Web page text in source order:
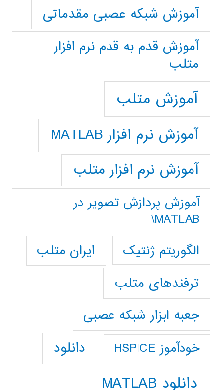
آموزش شبکه عصبی مقدماتی
آموزش قدم به قدم نرم افزار
متلب
آموزش متلب
آموزش نرم افزار MATLAB
آموزش نرم افزار متلب
آموزش پردازش تصوير در
MATLAB\
الگوریتم ژنتیک
ایران متلب
ترفندهای متلب
جعبه ابزار شبکه عصبی
خودآموز HSPICE دانلود
دانلود MATLAB